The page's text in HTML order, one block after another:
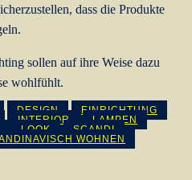
dass die Produkte
sollen auf ihre Weise dazu
wohlfühlt.
DESIGN
EINRICHTUNG
INTERIOR
LAMPEN
LOOK
SCANDI
WOHNEN